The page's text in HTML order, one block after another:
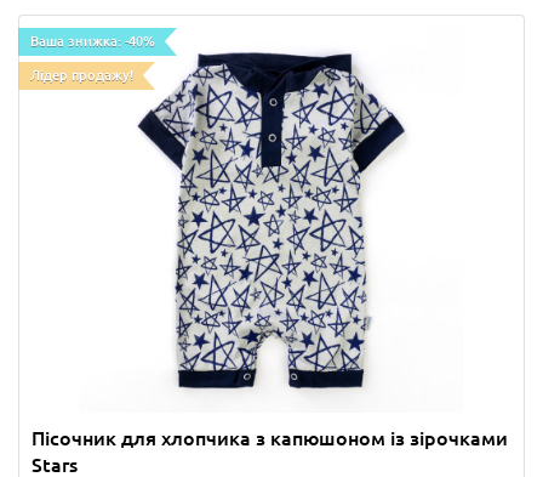
Ваша знижка: -40%
Лідер продажу!
Пісочник для хлопчика з капюшоном із зірочками
Stars